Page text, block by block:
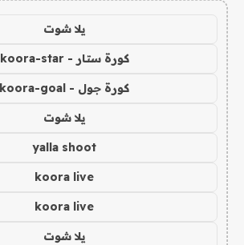
يلا شوت
كورة ستار - koora-star
كورة جول - koora-goal
يلا شوت
yalla shoot
koora live
koora live
يلا شوت